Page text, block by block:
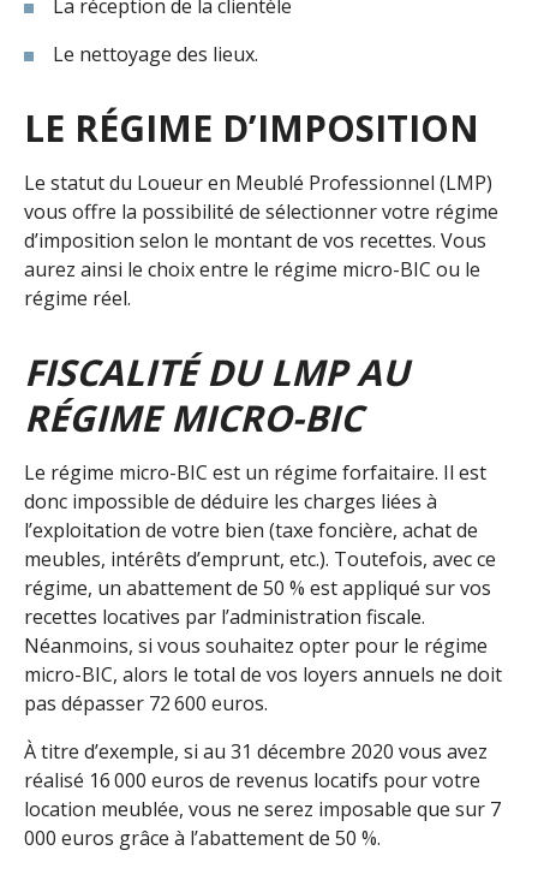
La réception de la clientèle
Le nettoyage des lieux.
LE RÉGIME D’IMPOSITION
Le statut du Loueur en Meublé Professionnel (LMP)
vous offre la possibilité de sélectionner votre régime
d’imposition selon le montant de vos recettes. Vous
aurez ainsi le choix entre le régime micro-BIC ou le
régime réel.
FISCALITÉ DU LMP AU
RÉGIME MICRO-BIC
Le régime micro-BIC est un régime forfaitaire. Il est
donc impossible de déduire les charges liées à
l’exploitation de votre bien (taxe foncière, achat de
meubles, intérêts d’emprunt, etc.). Toutefois, avec ce
régime, un abattement de 50 % est appliqué sur vos
recettes locatives par l’administration fiscale.
Néanmoins, si vous souhaitez opter pour le régime
micro-BIC, alors le total de vos loyers annuels ne doit
pas dépasser 72 600 euros.
À titre d’exemple, si au 31 décembre 2020 vous avez
réalisé 16 000 euros de revenus locatifs pour votre
location meublée, vous ne serez imposable que sur 7
000 euros grâce à l’abattement de 50 %.